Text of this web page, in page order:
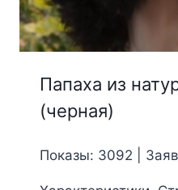
Папаха из
(черная)
Показы: 3092 |